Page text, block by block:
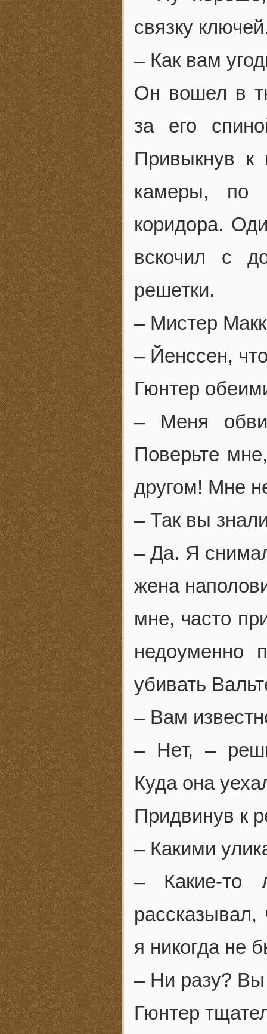
связку
– Как вам
Он вошел в
за его
Привыкнув к
камеры, по
коридора.
вскочил с
решетки.
– Мистер
– Йенссен,
Гюнтер
– Меня
Поверьте
другом! Мне
– Так вы
– Да. Я
жена
мне, часто
недоуменно
убивать
– Вам
– Нет, –
Куда она
Придвинув к
– Какими
– Какие-то
я никогда не
– Ни разу?
Гюнтер